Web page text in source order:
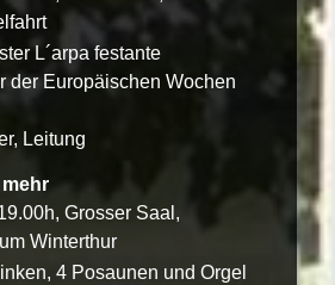
L´arpa festante
der Europäischen Wochen
Leitung
Grosser Saal,
Winterthur
4 Posaunen und Orgel